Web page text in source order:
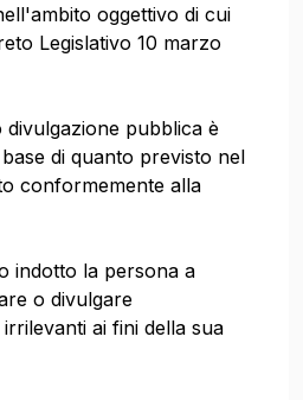
oggettivo di cui
Legislativo 10 marzo
divulgazione pubblica è
di quanto previsto nel
conformemente alla
indotto la persona a
o divulgare
ai fini della sua